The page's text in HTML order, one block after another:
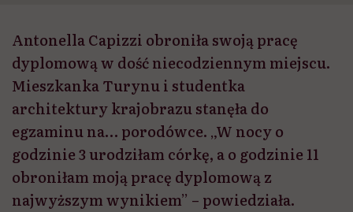
Antonella Capizzi obroniła swoją pracę
dyplomową w dość niecodziennym miejscu.
Mieszkanka Turynu i studentka
architektury krajobrazu stanęła do
egzaminu na… porodówce. „W nocy o
godzinie 3 urodziłam córkę, a o godzinie 11
obroniłam moją pracę dyplomową z
najwyższym wynikiem” – powiedziała.